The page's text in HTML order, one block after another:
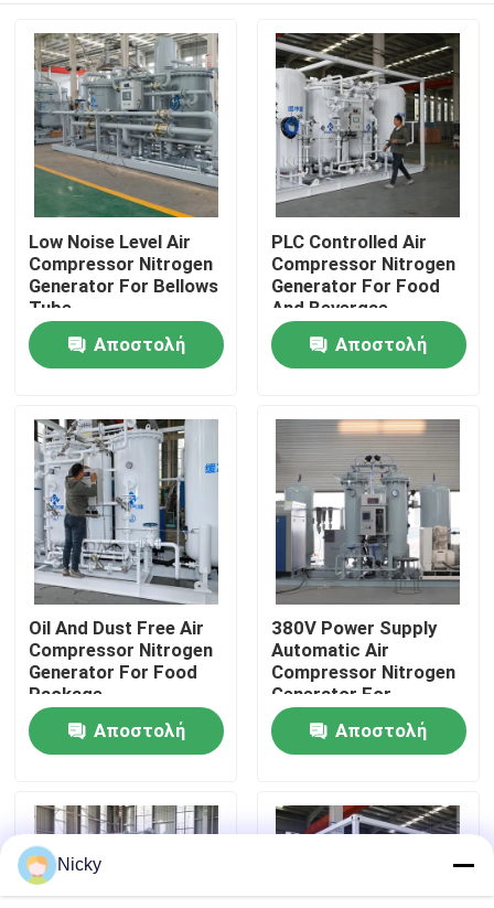
Σπίτι
Προϊόντα
Επισκεψή εργοστασίου
Έλεγχος ποιότητας
Επικοινωνήστε μαζί μας
Ειδήσεις
Ζητήστε μια προσφορά
Παραγωγοί αζώτου PSA
Γεννήτρια αζώτου υψηλής αγνότητας
Low Noise Level Air
Compressor Nitrogen
Generator For Bellows
Tube
Αποστολή
PLC Controlled Air
Compressor Nitrogen
Generator For Food
And Bevergae
Αποστολή
Oil And Dust Free Air
Compressor Nitrogen
Generator For Food
Package
Αποστολή
380V Power Supply
Automatic Air
Compressor Nitrogen
Generator For
Beverage Filling
Αποστολή
Nicky